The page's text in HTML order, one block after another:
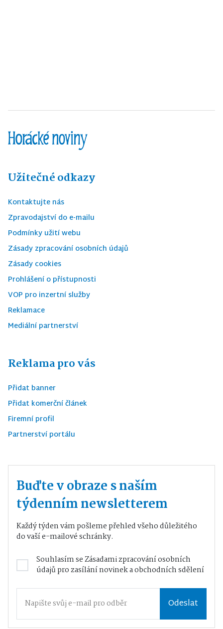
Užitečné odkazy
Kontaktujte nás
Zpravodajství do e-mailu
Podmínky užití webu
Zásady zpracování osobních údajů
Zásady cookies
Prohlášení o přístupnosti
VOP pro inzertní služby
Reklamace
Mediální partnerství
Reklama pro vás
Přidat banner
Přidat komerční článek
Firemní profil
Partnerství portálu
Buďte v obraze s naším
týdenním newsletterem
Každý týden vám pošleme přehled všeho důležitého
do vaší e-mailové schránky.
Souhlasím seZásadami zpracování osobních
údajůpro zasílání novinek a obchodních sdělení
Odeslat